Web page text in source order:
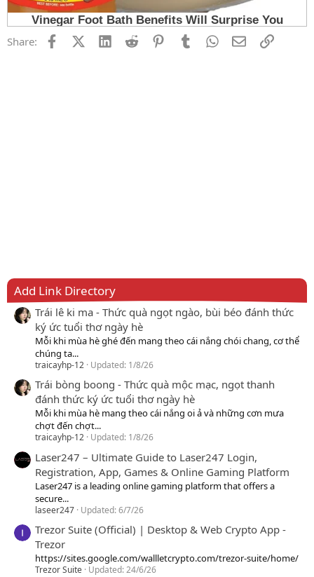
Share: FacebookX (Twitter)
LinkedInReddit PinterestTumblrWhatsApp
EmailLink
Add Link Directory
Trái lê ki ma - Thức quà ngọt ngào, bùi béo đánh thức
ký ức tuổi thơ ngày hè
Mỗi khi mùa hè ghé đến mang theo cái nắng chói chang, cơ thể
chúng ta...
traicayhp-12 Updated: 1/8/26
Trái bòng boong - Thức quà mộc mạc, ngọt thanh
đánh thức ký ức tuổi thơ ngày hè
Mỗi khi mùa hè mang theo cái nắng oi ả và những cơn mưa
chợt đến chợt...
traicayhp-12 Updated: 1/8/26
Laser247 – Ultimate Guide to Laser247 Login,
Registration, App, Games & Online Gaming Platform
Laser247 is a leading online gaming platform that offers a
secure...
laseer247 Updated:6/7/26
Trezor Suite (Official) | Desktop & Web Crypto App -
Trezor
https://sites.google.com/wallletcrypto.com/trezor-suite/home/
Trezor Suite Updated:24/6/26